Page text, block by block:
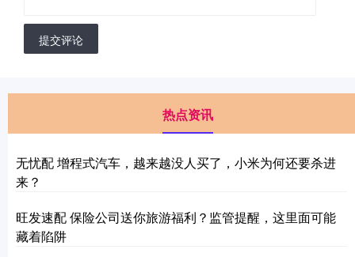
提交评论
热点资讯
无忧配 增程式汽车，越来越没人买了，小米为何还要杀进
来？
旺发速配 保险公司送你旅游福利？监管提醒，这里面可能
藏着陷阱